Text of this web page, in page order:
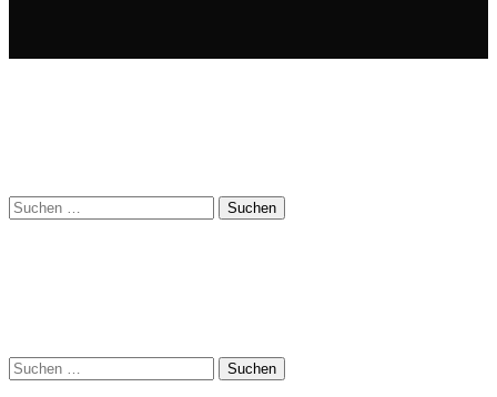
Suchen
nach:
Suchen
nach: